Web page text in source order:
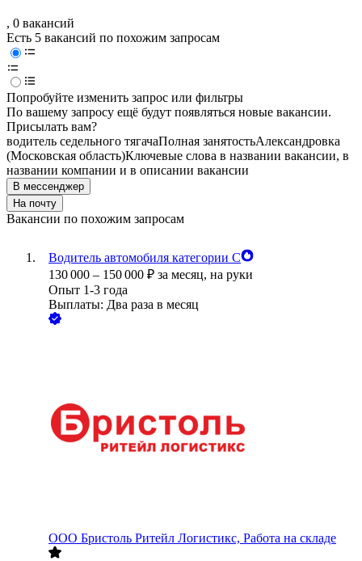
, 0 вакансий
Есть 5 вакансий по похожим запросам
Попробуйте изменить запрос или фильтры
По вашему запросу ещё будут появляться новые вакансии.
Присылать вам?
водитель седельного тягачаПолная занятостьАлександровка
(Московская область)Ключевые слова в названии вакансии, в
названии компании и в описании вакансии
В мессенджер
На почту
Вакансии по похожим запросам
Водитель автомобиля категории С
130 000 – 150 000 ₽ за месяц, на руки
Опыт 1-3 года
Выплаты: Два раза в месяц
ООО Бристоль Ритейл Логистикс, Работа на складе